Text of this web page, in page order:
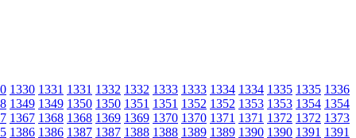
1330 1331 1331 1332 1332 1333 1333 1334 1334 1335 1335 1336
1349 1349 1350 1350 1351 1351 1352 1352 1353 1353 1354 1354
1367 1368 1368 1369 1369 1370 1370 1371 1371 1372 1372 1373
1386 1386 1387 1387 1388 1388 1389 1389 1390 1390 1391 1391